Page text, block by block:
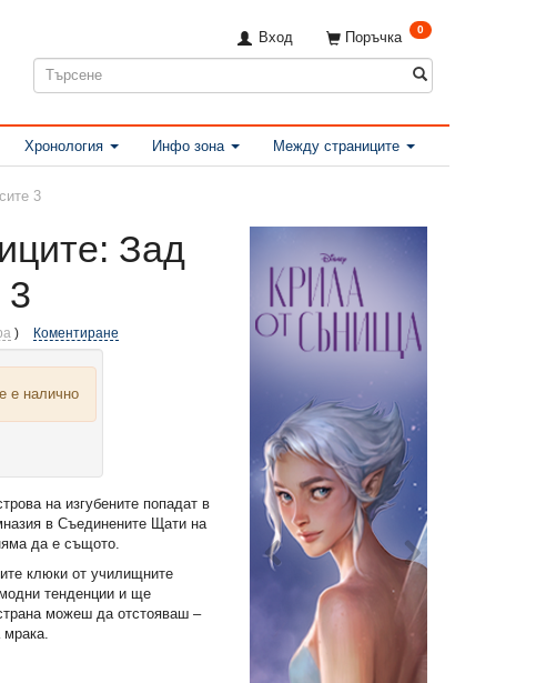
Поръчка 0
Вход
Хронология Инфо зона Между страниците
3
Зад
3
Коментиране
е налично
на изгубените попадат в
в Съединените Щати на
да е същото.
клюки от училищните
тенденции и ще
можеш да отстояваш –